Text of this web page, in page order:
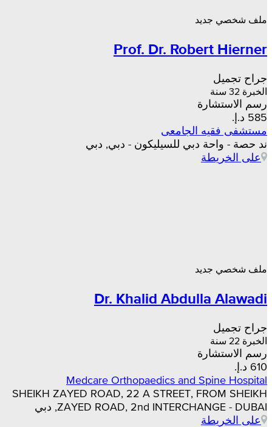
ملف شخصي جديد
Prof. Dr. Robert Hierner
جراح تجميل
الخبرة 32 سنة
رسم الاستشارة
مستشفى فقيه الجامعى
ند حصة - واحة دبي للسيليكون - دبي, دبي
على الخريطة
ملف شخصي جديد
Dr. Khalid Abdulla Alawadi
جراح تجميل
الخبرة 22 سنة
رسم الاستشارة
Medcare Orthopaedics and Spine Hospital
SHEIKH ZAYED ROAD, 22 A STREET, FROM SHEIKH
ZAYED ROAD, 2nd INTERCHANGE - DUBAI, دبي
على الخريطة